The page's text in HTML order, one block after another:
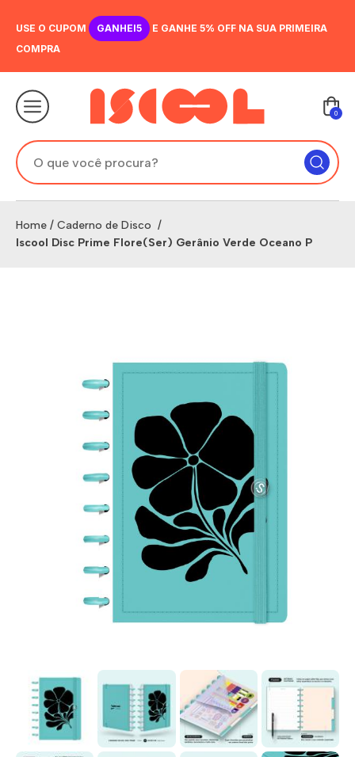
USE O CUPOM GANHEI5
E GANHE 5% OFF NA SUA PRIMEIRA
COMPRA
0
Home / Caderno de Disco /
Iscool Disc Prime Flore(Ser) Gerânio Verde Oceano P